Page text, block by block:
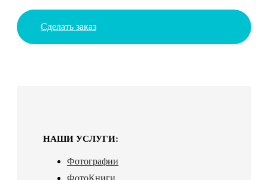
Сделать заказ
НАШИ УСЛУГИ:
Фотографии
ФотоКниги